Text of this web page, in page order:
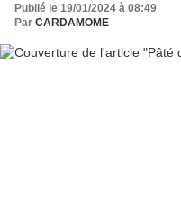
Publié le 19/01/2024 à 08:49
Par CARDAMOME